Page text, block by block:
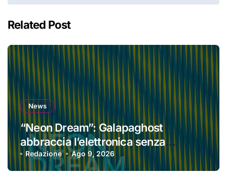
Related Post
News
“Neon Dream”: Galapaghost
abbraccia l’elettronica senza
perdere la propria identità
Redazione Ago 9, 2026